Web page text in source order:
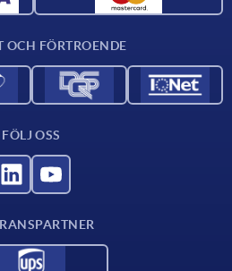
OCH FÖRTROENDE
FÖLJ OSS